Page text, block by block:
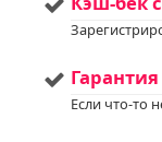
Если что-то